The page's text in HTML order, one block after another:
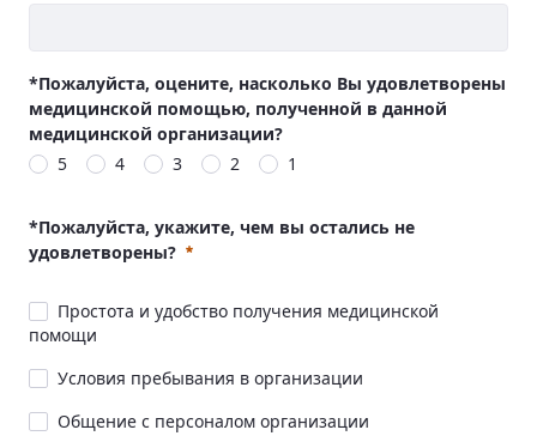
*Пожалуйста, оцените, насколько Вы удовлетворены
медицинской помощью, полученной в данной
медицинской организации?
5
4 3 2 1
*Пожалуйста, укажите, чем вы остались не
удовлетворены?
Простота и удобство получения медицинской
помощи
Условия пребывания в организации
Общение с персоналом организации